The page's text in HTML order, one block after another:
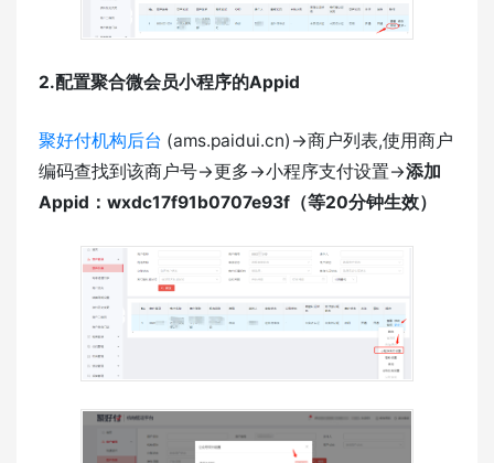
2.配置聚合微会员小程序的Appid
聚好付机构后台 (ams.paidui.cn)->商户列表,使用商户
编码查找到该商户号->更多->小程序支付设置->添加
Appid：wxdc17f91b0707e93f（等20分钟生效）